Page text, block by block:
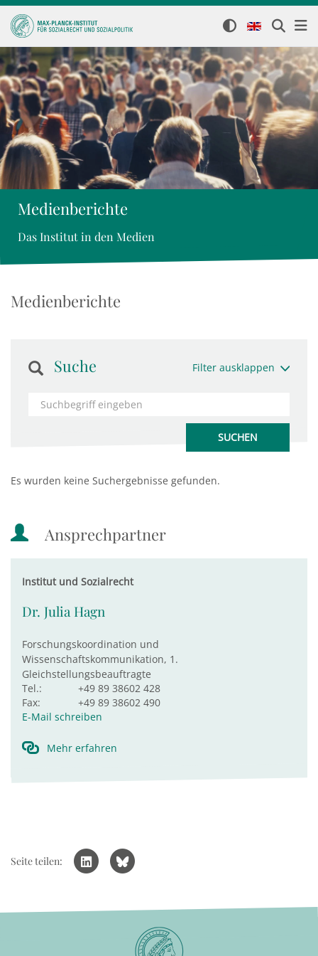
Medienberichte
Das Institut in den Medien
Medienberichte
Suche Filter ausklappen
Es wurden keine Suchergebnisse gefunden.
Ansprechpartner
Institut und Sozialrecht
Dr. Julia Hagn
Forschungskoordination und
Wissenschaftskommunikation, 1.
Gleichstellungsbeauftragte
Tel.:
+49 89 38602 428
Fax:
+49 89 38602 490
E-Mail schreiben
Mehr erfahren
Seite teilen: